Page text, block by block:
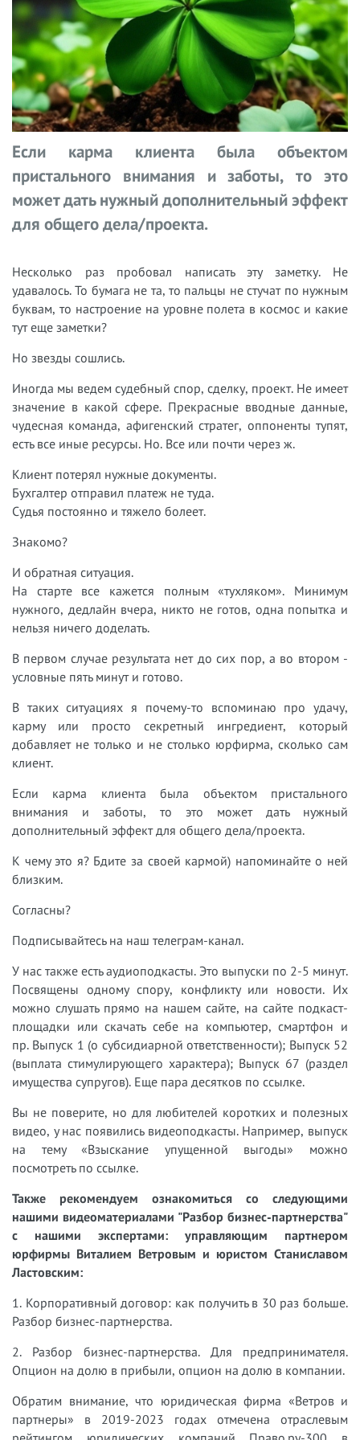
Если карма клиента была объектом
пристального внимания и заботы, то это
может дать нужный дополнительный эффект
для общего дела/проекта.
Несколько раз пробовал написать эту заметку. Не
удавалось. То бумага не та, то пальцы не стучат по нужным
буквам, то настроение на уровне полета в космос и какие
тут еще заметки?
Но звезды сошлись.
Иногда мы ведем судебный спор, сделку, проект. Не имеет
значение в какой сфере. Прекрасные вводные данные,
чудесная команда, афигенский стратег, оппоненты тупят,
есть все иные ресурсы. Но. Все или почти через ж.
Клиент потерял нужные документы.
Бухгалтер отправил платеж не туда.
Судья постоянно и тяжело болеет.
Знакомо?
И обратная ситуация.
На старте все кажется полным «тухляком». Минимум
нужного, дедлайн вчера, никто не готов, одна попытка и
нельзя ничего доделать.
В первом случае результата нет до сих пор, а во втором -
условные пять минут и готово.
В таких ситуациях я почему-то вспоминаю про удачу,
карму или просто секретный ингредиент, который
добавляет не только и не столько юрфирма, сколько сам
клиент.
Если карма клиента была объектом пристального
внимания и заботы, то это может дать нужный
дополнительный эффект для общего дела/проекта.
К чему это я? Бдите за своей кармой) напоминайте о ней
близким.
Согласны?
Подписывайтесь на наш телеграм-канал.
У нас также есть аудиоподкасты. Это выпуски по 2-5 минут.
Посвящены одному спору, конфликту или новости. Их
можно слушать прямо на нашем сайте, на сайте подкаст-
площадки или скачать себе на компьютер, смартфон и
пр. Выпуск 1 (о субсидиарной ответственности); Выпуск 52
(выплата стимулирующего характера); Выпуск 67 (раздел
имущества супругов). Еще пара десятков по ссылке.
Вы не поверите, но для любителей коротких и полезных
видео, у нас появились видеоподкасты. Например, выпуск
на тему «Взыскание упущенной выгоды» можно
посмотреть по ссылке.
Также рекомендуем ознакомиться со следующими
нашими видеоматериалами "Разбор бизнес-партнерства"
с нашими экспертами: управляющим партнером
юрфирмы Виталием Ветровым и юристом Станиславом
Ластовским:
1. Корпоративный договор: как получить в 30 раз больше.
Разбор бизнес-партнерства.
2. Разбор бизнес-партнерства. Для предпринимателя.
Опцион на долю в прибыли, опцион на долю в компании.
Обратим внимание, что юридическая фирма «Ветров и
партнеры» в 2019-2023 годах отмечена отраслевым